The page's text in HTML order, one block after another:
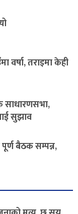
वर्षा, तराइमा केही
साधारणसभा,
सुझाव
पूर्ण बैठक सम्पन्न,